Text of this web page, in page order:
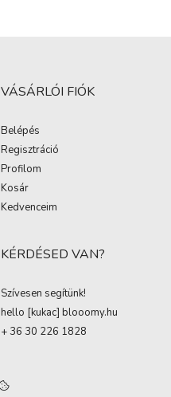
VÁSÁRLÓI FIÓK
Belépés
Regisztráció
Profilom
Kosár
Kedvenceim
KÉRDÉSED VAN?
Szívesen segítünk!
hello [kukac] blooomy.hu
+ 36 30 226 1828